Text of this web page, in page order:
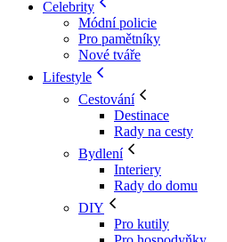
Celebrity
Módní policie
Pro pamětníky
Nové tváře
Lifestyle
Cestování
Destinace
Rady na cesty
Bydlení
Interiery
Rady do domu
DIY
Pro kutily